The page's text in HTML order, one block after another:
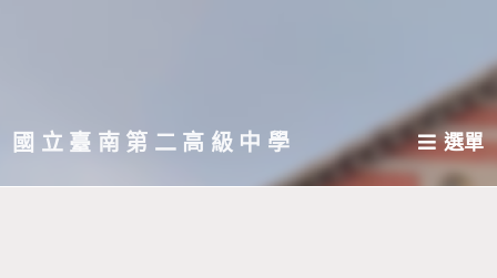
主國立臺南第二高級中學 選單